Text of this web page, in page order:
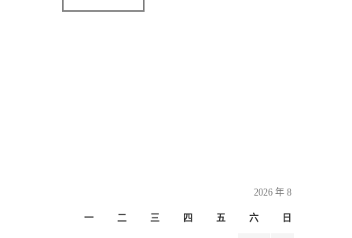
2026 年 8 月
一 二 三 四 五 六 日